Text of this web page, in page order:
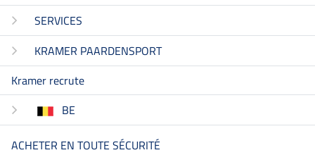
SERVICES
KRAMER PAARDENSPORT
Kramer recrute
BE
ACHETER EN TOUTE SÉCURITÉ